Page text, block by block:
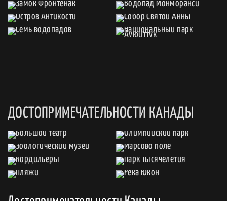
ДОСТОПРИМЕЧАТЕЛЬНОСТИ КАНАДЫ